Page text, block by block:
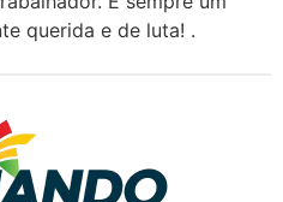
querida e de luta! .